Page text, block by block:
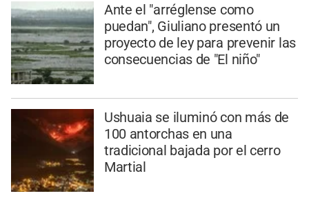
Ante el "arréglense como
puedan", Giuliano presentó un
proyecto de ley para prevenir las
consecuencias de "El niño"
Ushuaia se iluminó con más de
100 antorchas en una
tradicional bajada por el cerro
Martial